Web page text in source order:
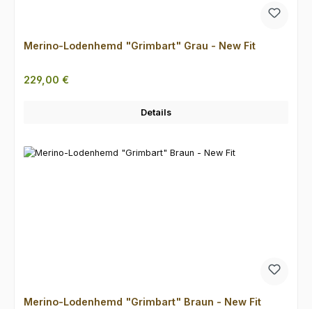
Merino-Lodenhemd "Grimbart" Grau - New Fit
Regulärer Preis:
229,00 €
Details
Merino-Lodenhemd "Grimbart" Braun - New Fit